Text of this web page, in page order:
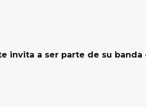
invita a ser parte de su banda